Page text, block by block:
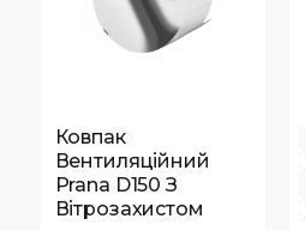
Ковпак
Вентиляційний
Prana D150 З
Вітрозахистом